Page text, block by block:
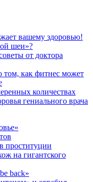
вашему здоровью!
шеи»?
от доктора
том, как фитнес может
количествах
гениального врача
проституции
на гигантского
back»